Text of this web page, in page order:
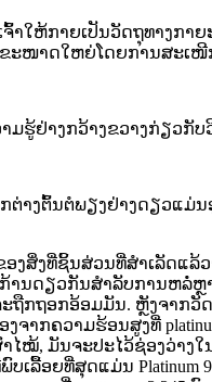
ຫ້ກາຍເປັນວັດຖຸທາງກາຍ
ະໜາດໃຫຍ່ໂດຍການສະເ
ຢ່າງກວ້າງຂວາງກ່ຽວກັບ
າງຕົ້ນຕໍພຽງຢ່າງດຽວແມ່
ສິ່ງທີ່ຊິ້ນສ່ວນທີ່ສຳເລັດແລ້
ກ້ານດຽວກັນສໍາລັບການຫລໍ່ຫຼ
ກຖອກອ້ອມມັນ. ຫຼັງຈາກ
ກຄວາມຮ້ອນສູງທີ່
ໄໝ້, ມັນຈະປະໄວ້ຊ່ອງວ່າງ
ອຍທີ່ສຸດແມ່ນ Platinum